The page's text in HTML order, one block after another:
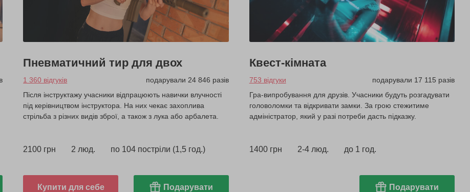
Пневматичний тир для двох
1 360 відгуків
подарували 24 846 разів
Після інструктажу учасники відпрацюють навички влучності
під керівництвом інструктора. На них чекає захоплива
стрільба з різних видів зброї, а також з лука або арбалета.
2100 грн 2 люд. по 104 постріли (1,5 год.)
Купити для себе Подарувати
Квест-кімната
753 відгуки
подарували 17 115 разів
Гра-випробування для друзів. Учасники будуть розгадувати
головоломки та відкривати замки. За грою стежитиме
адміністратор, який у разі потреби дасть підказку.
1400 грн 2-4 люд. до 1 год.
Подарувати